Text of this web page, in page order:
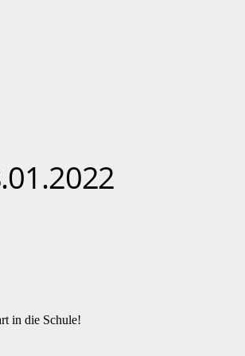
in die Schule!